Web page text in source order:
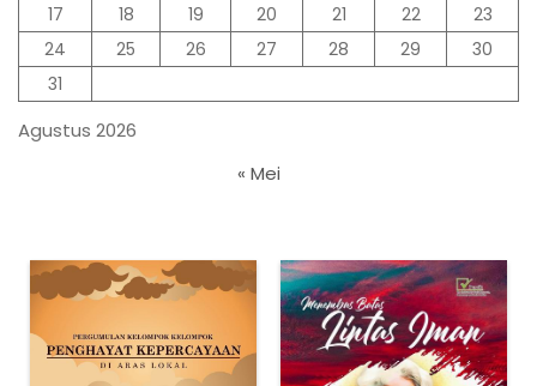
Agustus 2026
17
18 19 20 21 22
23
24
25 26 27 28 29
30
31
« Mei